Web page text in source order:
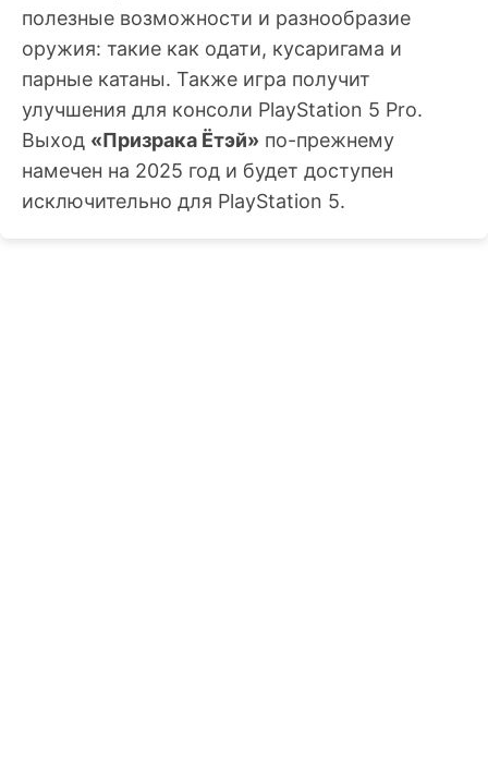
полезные возможности и разнообразие
оружия: такие как одати, кусаригама и
парные катаны. Также игра получит
улучшения для консоли PlayStation 5 Pro.
Выход «Призрака Ётэй» по-прежнему
намечен на 2025 год и будет доступен
исключительно для PlayStation 5.